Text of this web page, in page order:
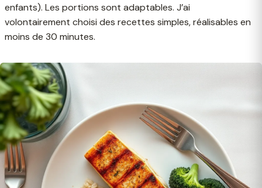
enfants). Les portions sont adaptables. J’ai
volontairement choisi des recettes simples, réalisables en
moins de 30 minutes.